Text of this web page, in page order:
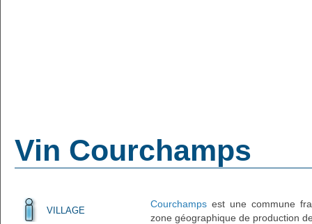
Vin Courchamps
VILLAGE
Courchamps est une commune
zone géographique de production